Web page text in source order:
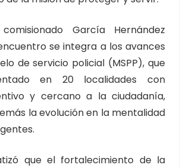
García Hernández
se integra a los avances
de servicio policial (MSPP), que
en 20 localidades con
y cercano a la ciudadanía,
la evolución en la mentalidad
que el fortalecimiento de la